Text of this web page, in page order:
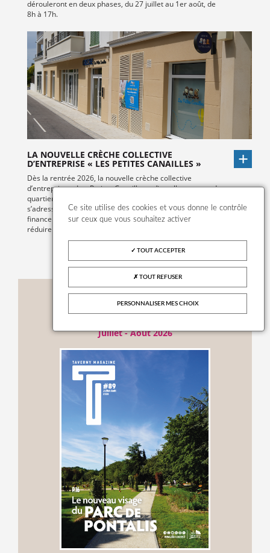
dérouleront en deux phases, du 27 juillet au 1er août, de
8h à 17h.
LA NOUVELLE CRÈCHE COLLECTIVE
D’ENTREPRISE « LES PETITES CANAILLES »
Dès la rentrée 2026, la nouvelle crèche collective
d’entreprise, « Les Petites Canailles » s’installe au cœur du
quartier Sainte-Honorine. Ce mode d’accueil innovant
s’adresse aux familles dont l’employeur participe au
financement de la place en crèche, permettant ainsi de
réduire significativement le reste à charge pour les parents.
VOIR TOUTES LES ACTUALITÉS
Publications
Juillet - Août 2026
Ce site utilise des cookies et vous donne le contrôle
sur ceux que vous souhaitez activer
TOUT ACCEPTER
TOUT REFUSER
PERSONNALISER MES CHOIX